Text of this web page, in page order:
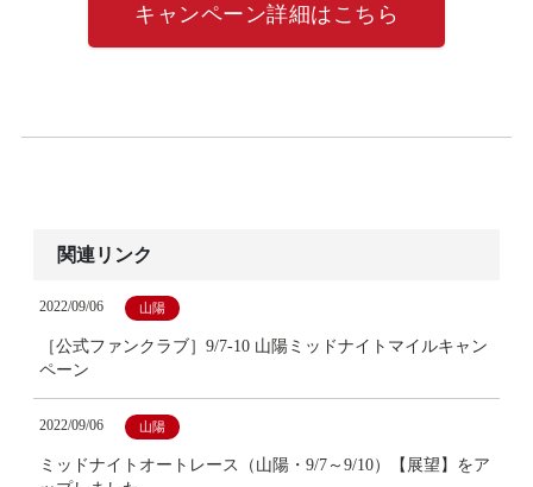
キャンペーン詳細はこちら
関連リンク
2022/09/06 山陽
［公式ファンクラブ］9/7-10 山陽ミッドナイトマイルキャン
ペーン
2022/09/06 山陽
ミッドナイトオートレース（山陽・9/7～9/10）【展望】をア